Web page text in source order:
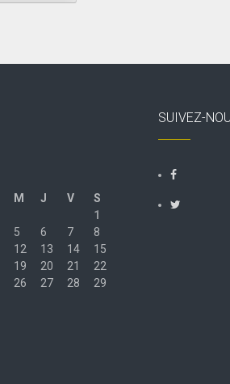
M J V
S
1
5 6 7
8
12 13 14
15
19 20 21
22
26 27 28
29
SUIVEZ-